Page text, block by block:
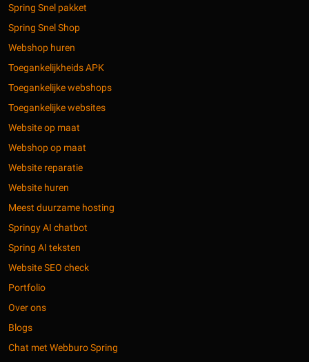
Spring Snel pakket
Spring Snel Shop
Webshop huren
Toegankelijkheids APK
Toegankelijke webshops
Toegankelijke websites
Website op maat
Webshop op maat
Website reparatie
Website huren
Meest duurzame hosting
Springy AI chatbot
Spring AI teksten
Website SEO check
Portfolio
Over ons
Blogs
Chat met Webburo Spring